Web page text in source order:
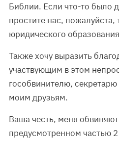
Библии. Если что-то было
простите нас, пожалуйста,
юридического
Также хочу выразить
участвующим в этом
гособвинителю,
моим друзьям.
Ваша честь, меня
предусмотренном частью